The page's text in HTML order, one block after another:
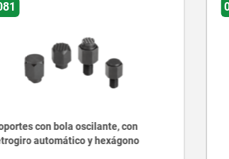
02006
Soportes con bola oscilante
ajustables con junta tórica